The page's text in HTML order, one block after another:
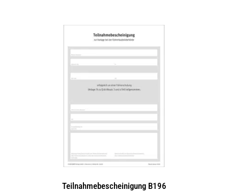
Teilnahmebescheinigung B196